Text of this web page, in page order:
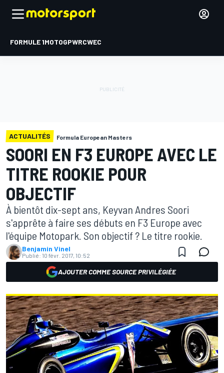
FORMULE 1MOTOGPWRCWEC
ACTUALITÉS Formula European Masters
SOORI EN F3 EUROPE AVEC LE
TITRE ROOKIE POUR
OBJECTIF
À bientôt dix-sept ans, Keyvan Andres Soori
s'apprête à faire ses débuts en F3 Europe avec
l'équipe Motopark. Son objectif ? Le titre rookie.
Benjamin Vinel
Publié: 10 févr. 2017, 10:52
AJOUTER COMME SOURCE PRIVILÉGIÉE